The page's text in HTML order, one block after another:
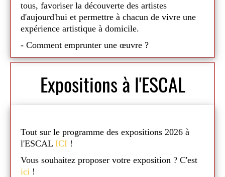
tous, favoriser la découverte des artistes
d'aujourd'hui et permettre à chacun de vivre une
expérience artistique à domicile.
- Comment emprunter une œuvre ?
Je m'inscris : Adhésion en ligne auprès de la
Je choisis : Rendez-vous à la médiathèque
de Nailloux. Choisissez une œuvre parmi les
30 œuvres exposées. Signature de la fiche
Je rapporte : Retour de l'œuvre dans son
emballage. Vérification de son état. Et...
!
Expositions à l'ESCAL
Tout sur le programme des expositions 2026 à
l'ESCAL ICI !
Vous souhaitez proposer votre exposition ? C'est
ici !